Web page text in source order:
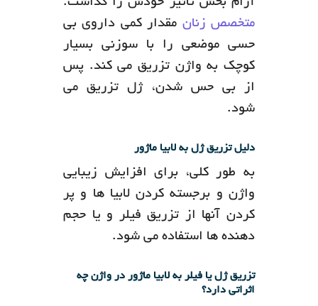
متخصص زنان مقدار کمی داروی بی
حسی موضعی را با سوزنی بسیار
کوچک به واژن تزریق می کند. پس
از بی حس شدن، ژل تزریق می
شود.
دلیل تزریق ژل به لابیا ماژور
به طور کلی، برای افزایش زیبایی
واژن و برجسته کردن لابیا ها و پر
کردن آنها از تزریق فیلر و یا حجم
دهنده ها استفاده می شود.
تزریق ژل یا فیلر به لابیا ماژور در واژن چه
اثراتی دارد؟